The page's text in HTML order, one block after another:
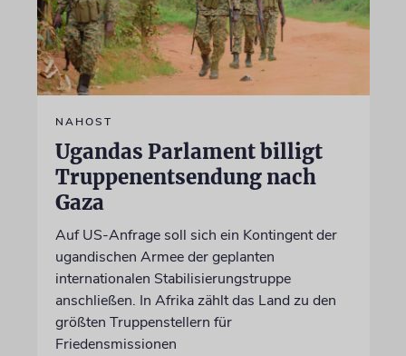
NAHOST
Ugandas Parlament billigt
Truppenentsendung nach
Gaza
Auf US-Anfrage soll sich ein Kontingent der
ugandischen Armee der geplanten
internationalen Stabilisierungstruppe
anschließen. In Afrika zählt das Land zu den
größten Truppenstellern für
Friedensmissionen